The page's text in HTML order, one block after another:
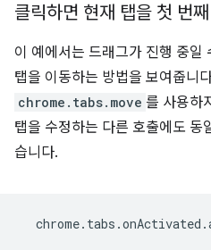
클릭하면 현재 탭을 첫 번
이 예에서는 드래그가 진행 중일
탭을 이동하는 방법을 보여줍니
chrome.tabs.move 를 사용하
탭을 수정하는 다른 호출에도 동
습니다.
chrome. tabs .onActivated .